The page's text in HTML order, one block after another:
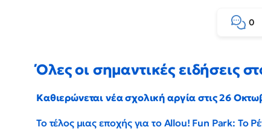
0
Όλες οι σημαντικές ειδήσεις
Καθιερώνεται νέα σχολική αργία στις 26
Το τέλος μιας εποχής για το Allou! Fun Park: Το